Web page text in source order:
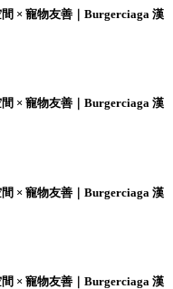
× 寵物友善｜Burgerciaga 漢
× 寵物友善｜Burgerciaga 漢
× 寵物友善｜Burgerciaga 漢
× 寵物友善｜Burgerciaga 漢